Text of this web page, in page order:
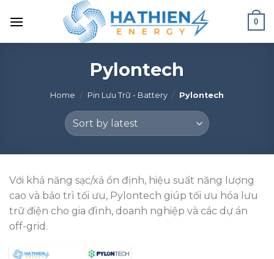
0
Pylontech
Home / Pin Lưu Trữ - Battery / Pylontech
Với khả năng sạc/xả ổn định, hiệu suất năng lượng
cao và bảo trì tối ưu, Pylontech giúp tối ưu hóa lưu
trữ điện cho gia đình, doanh nghiệp và các dự án
off-grid.